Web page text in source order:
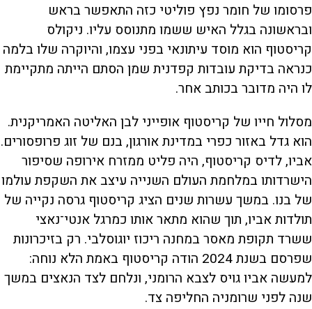
פרסומו של חומר נפץ פוליטי כזה התאפשר בראש
ובראשונה בגלל האיש ששמו מתנוסס עליו. ניקולס
קריסטוף הוא מוסד עיתונאי בפני עצמו, והיוקרה שלו בלמה
כנראה בדיקת עובדות קפדנית שמן הסתם הייתה מתקיימת
לו היה מדובר בכותב אחר.
מסלול חייו של קריסטוף אופייני לבן האליטה האמריקנית.
הוא גדל באזור כפרי במדינת אורגון, בנם של זוג פרופסורים.
אביו, לדיס קריסטוף, היה פליט ממזרח אירופה שסיפור
הישרדותו במלחמת העולם השנייה עיצב את השקפת עולמו
של בנו. במשך עשרות שנים הציג קריסטוף גרסה נקייה של
תולדות אביו, תוך שהוא מתאר אותו כמרגל אנטי־נאצי
ששרד תקופת מאסר במחנה ריכוז יוגוסלבי. רק בזיכרונות
שפרסם בשנת 2024 הודה קריסטוף באמת הלא נוחה:
למעשה אביו גויס לצבא הרומני, ונלחם לצד הנאצים במשך
שנה לפני שרומניה החליפה צד.